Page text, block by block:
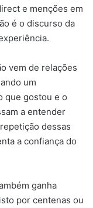
e menções em
é o discurso da
vem de relações
um
que gostou e o
a entender
dessas
a confiança do
ganha
por centenas ou